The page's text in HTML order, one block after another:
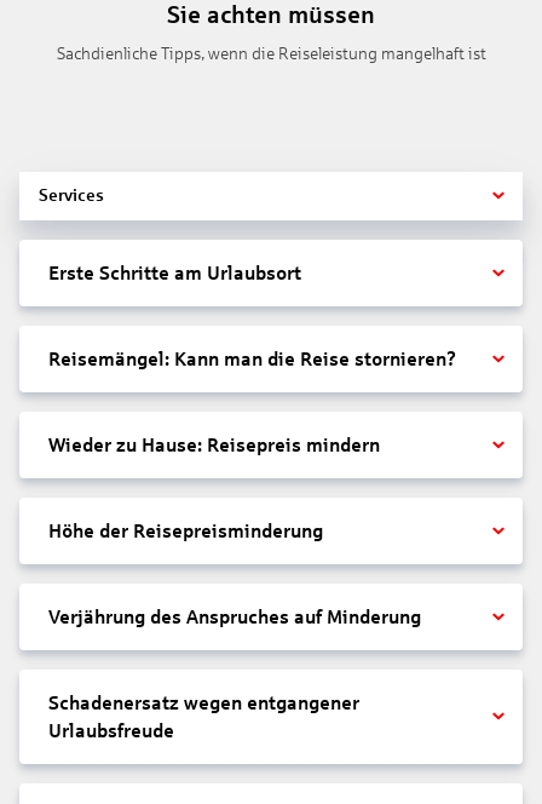
Sie achten müssen
Sachdienliche Tipps, wenn die Reiseleistung mangelhaft ist
Services
Erste Schritte am Urlaubsort
Reisemängel: Kann man die Reise stornieren?
Wieder zu Hause: Reisepreis mindern
Höhe der Reisepreisminderung
Verjährung des Anspruches auf Minderung
Schadenersatz wegen entgangener
Urlaubsfreude